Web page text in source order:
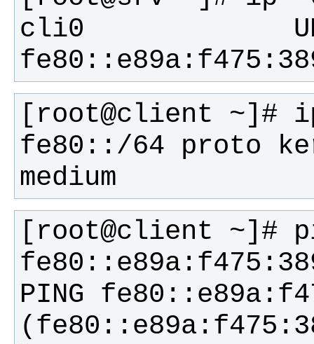
cli0
fe80::/64 proto
medium
[root@client ~]#
PING